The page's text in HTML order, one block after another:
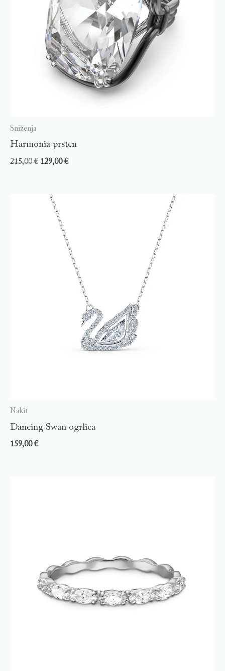
Sniženja
Harmonia prsten
215,00€ 129,00€
Nakit
Dancing Swan ogrlica
159,00€